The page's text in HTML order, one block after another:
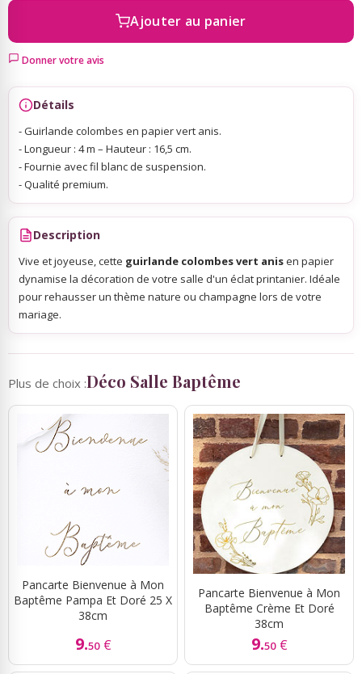
Sky Lanterns
Rubans Tulle Organdi
Scrapbooking, Loisirs Créatifs
Ajouter au panier
Donner votre avis
Détails
- Guirlande colombes en papier vert anis.
- Longueur : 4 m – Hauteur : 16,5 cm.
- Fournie avec fil blanc de suspension.
- Qualité premium.
Description
Vive et joyeuse, cette guirlande colombes vert anisen papier
dynamise la décoration de votre salle d'un éclat printanier. Idéale
pour rehausser un thème nature ou champagne lors de votre
mariage.
Plus de choix :Déco Salle Baptême
Pancarte Bienvenue à Mon
Baptême Pampa Et Doré 25 X
38cm
9.50 €
Pancarte Bienvenue à Mon
Baptême Crème Et Doré
38cm
9.50 €